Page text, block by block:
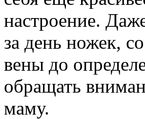
настроение.
за день ножек,
вены до
обращать
маму.